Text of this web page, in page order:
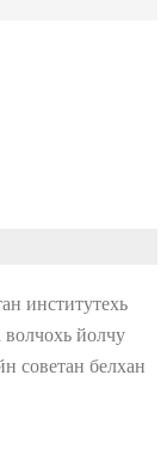
институтехь
йолчу
советан белхан